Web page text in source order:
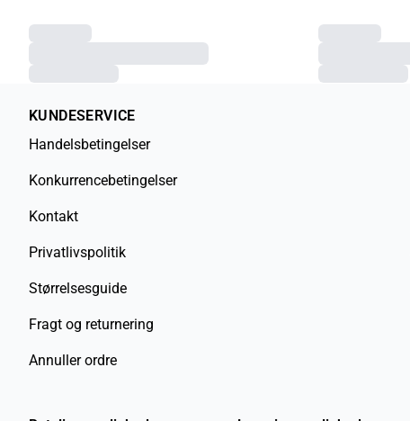
KUNDESERVICE
Handelsbetingelser
Konkurrencebetingelser
Kontakt
Privatlivspolitik
Størrelsesguide
Fragt og returnering
Annuller ordre